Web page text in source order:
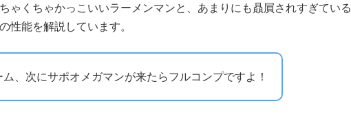
ゃくちゃかっこいいラーメンマンと、あまりにも贔屓されすぎている
性能を解説しています。
、次にサポオメガマンが来たらフルコンプですよ！